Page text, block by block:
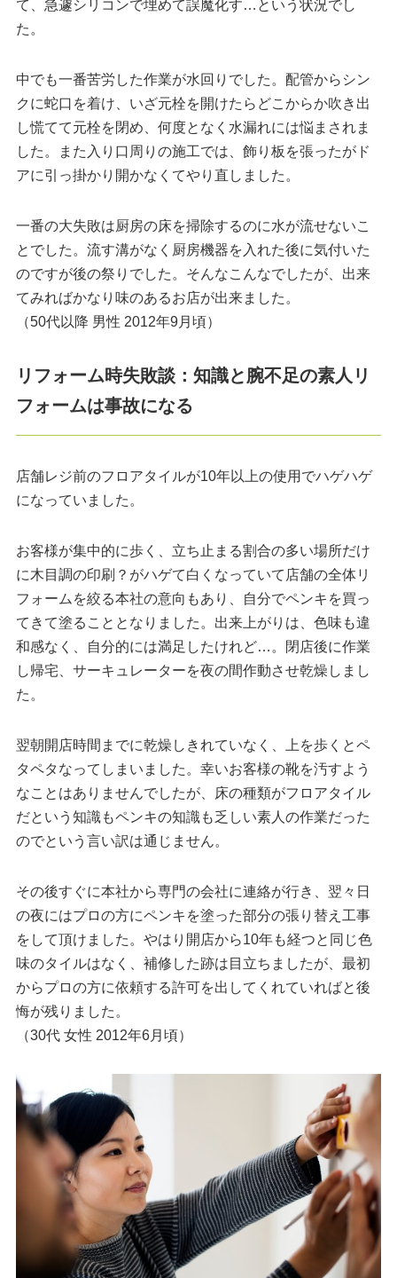
て、急遽シリコンで埋めて誤魔化す…という状況でし
た。
中でも一番苦労した作業が水回りでした。配管からシン
クに蛇口を着け、いざ元栓を開けたらどこからか吹き出
し慌てて元栓を閉め、何度となく水漏れには悩まされま
した。また入り口周りの施工では、飾り板を張ったがド
アに引っ掛かり開かなくてやり直しました。
一番の大失敗は厨房の床を掃除するのに水が流せないこ
とでした。流す溝がなく厨房機器を入れた後に気付いた
のですが後の祭りでした。そんなこんなでしたが、出来
てみればかなり味のあるお店が出来ました。
（50代以降 男性 2012年9月頃）
リフォーム時失敗談：知識と腕不足の素人リ
フォームは事故になる
店舗レジ前のフロアタイルが10年以上の使用でハゲハゲ
になっていました。
お客様が集中的に歩く、立ち止まる割合の多い場所だけ
に木目調の印刷？がハゲて白くなっていて店舗の全体リ
フォームを絞る本社の意向もあり、自分でペンキを買っ
てきて塗ることとなりました。出来上がりは、色味も違
和感なく、自分的には満足したけれど…。閉店後に作業
し帰宅、サーキュレーターを夜の間作動させ乾燥しまし
た。
翌朝開店時間までに乾燥しきれていなく、上を歩くとペ
タペタなってしまいました。幸いお客様の靴を汚すよう
なことはありませんでしたが、床の種類がフロアタイル
だという知識もペンキの知識も乏しい素人の作業だった
のでという言い訳は通じません。
その後すぐに本社から専門の会社に連絡が行き、翌々日
の夜にはプロの方にペンキを塗った部分の張り替え工事
をして頂けました。やはり開店から10年も経つと同じ色
味のタイルはなく、補修した跡は目立ちましたが、最初
からプロの方に依頼する許可を出してくれていればと後
悔が残りました。
（30代 女性 2012年6月頃）